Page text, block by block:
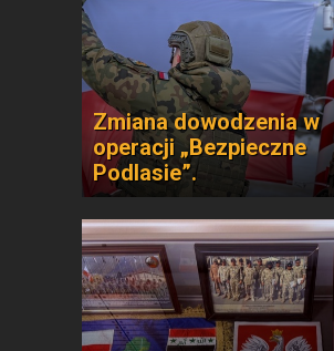
Zmiana dowodzenia w
operacji „Bezpieczne
Podlasie”.